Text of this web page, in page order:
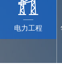
电力工程